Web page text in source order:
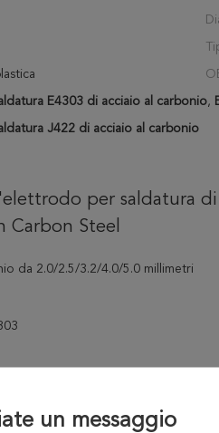
un messaggio
E4303 di acciaio al carbonio,
J422 di acciaio al carbonio
per saldatura
Carbon Steel
da 2.0/2.5/3.2/4.0/5.0 millimetri
E4303 (J422) è calcio-titanio
di funzionare su AC/DC, esegue
I suoi buoni propertities meccanici